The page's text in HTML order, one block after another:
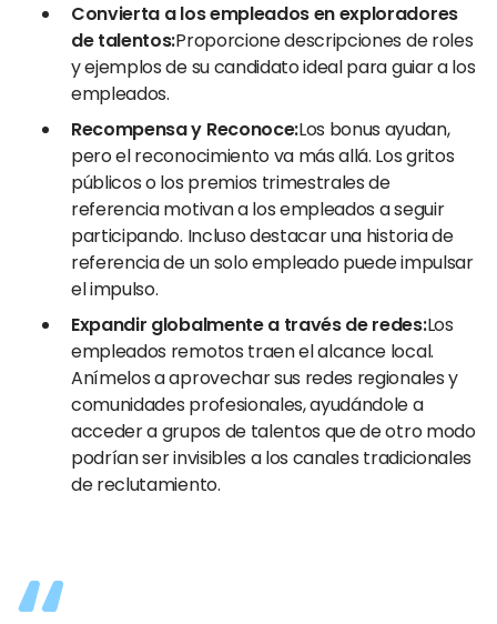
Convierta a los empleados en exploradores
de talentos:Proporcione descripciones de roles
y ejemplos de su candidato ideal para guiar a los
empleados.
Recompensa y Reconoce:Los bonus ayudan,
pero el reconocimiento va más allá. Los gritos
públicos o los premios trimestrales de
referencia motivan a los empleados a seguir
participando. Incluso destacar una historia de
referencia de un solo empleado puede impulsar
el impulso.
Expandir globalmente a través de redes:Los
empleados remotos traen el alcance local.
Anímelos a aprovechar sus redes regionales y
comunidades profesionales, ayudándole a
acceder a grupos de talentos que de otro modo
podrían ser invisibles a los canales tradicionales
de reclutamiento.